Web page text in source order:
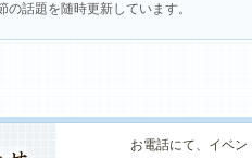
話題を随時更新しています。
お電話にて、イベ